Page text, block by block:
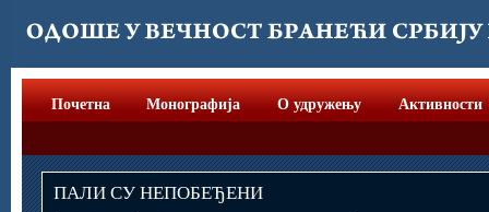
Почетна Монографија О удружењу Активности
ПАЛИ СУ НЕПОБЕЂЕНИ